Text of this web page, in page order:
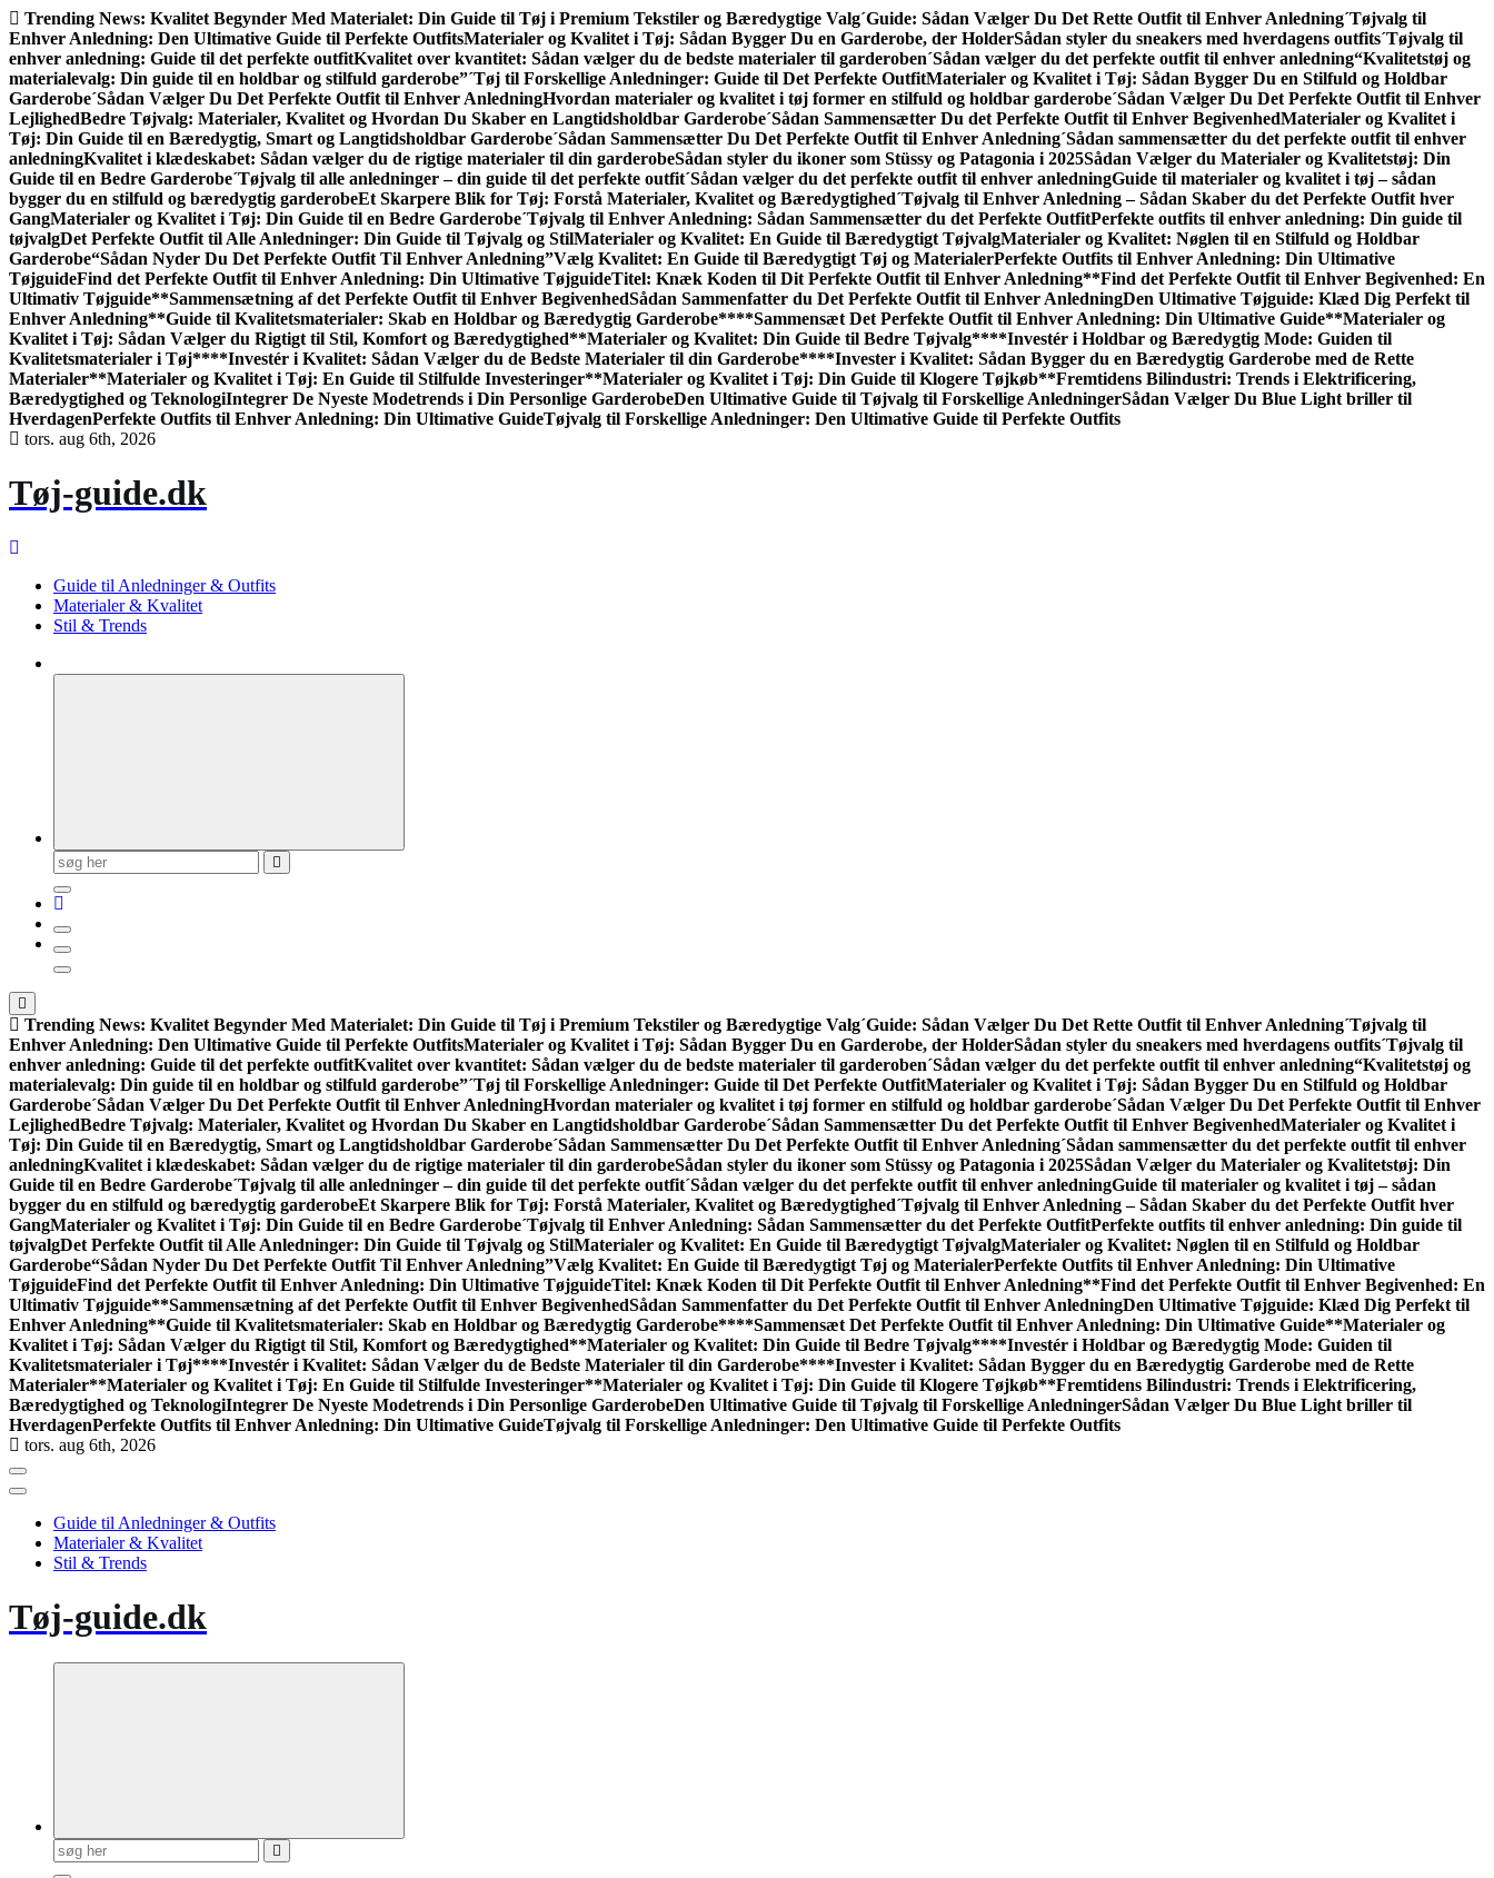
Gå
til
indhold
Trending News: Kvalitet Begynder Med Materialet: Din Guide til Tøj i Premium Tekstiler og Bæredygtige Valg´Guide: Sådan Vælger Du Det Rette Outfit til Enhver Anledning´Tøjvalg til
Enhver Anledning: Den Ultimative Guide til Perfekte OutfitsMaterialer og Kvalitet i Tøj: Sådan Bygger Du en Garderobe, der HolderSådan styler du sneakers med hverdagens outfits´Tøjvalg til
enhver anledning: Guide til det perfekte outfitKvalitet over kvantitet: Sådan vælger du de bedste materialer til garderoben´Sådan vælger du det perfekte outfit til enhver anledning“Kvalitetstøj og
materialevalg: Din guide til en holdbar og stilfuld garderobe”´Tøj til Forskellige Anledninger: Guide til Det Perfekte OutfitMaterialer og Kvalitet i Tøj: Sådan Bygger Du en Stilfuld og Holdbar
Garderobe´Sådan Vælger Du Det Perfekte Outfit til Enhver AnledningHvordan materialer og kvalitet i tøj former en stilfuld og holdbar garderobe´Sådan Vælger Du Det Perfekte Outfit til Enhver
LejlighedBedre Tøjvalg: Materialer, Kvalitet og Hvordan Du Skaber en Langtidsholdbar Garderobe´Sådan Sammensætter Du det Perfekte Outfit til Enhver BegivenhedMaterialer og Kvalitet i
Tøj: Din Guide til en Bæredygtig, Smart og Langtidsholdbar Garderobe´Sådan Sammensætter Du Det Perfekte Outfit til Enhver Anledning´Sådan sammensætter du det perfekte outfit til enhver
anledningKvalitet i klædeskabet: Sådan vælger du de rigtige materialer til din garderobeSådan styler du ikoner som Stüssy og Patagonia i 2025Sådan Vælger du Materialer og Kvalitetstøj: Din
Guide til en Bedre Garderobe´Tøjvalg til alle anledninger – din guide til det perfekte outfit´Sådan vælger du det perfekte outfit til enhver anledningGuide til materialer og kvalitet i tøj – sådan
bygger du en stilfuld og bæredygtig garderobeEt Skarpere Blik for Tøj: Forstå Materialer, Kvalitet og Bæredygtighed´Tøjvalg til Enhver Anledning – Sådan Skaber du det Perfekte Outfit hver
GangMaterialer og Kvalitet i Tøj: Din Guide til en Bedre Garderobe´Tøjvalg til Enhver Anledning: Sådan Sammen­sætter du det Perfekte OutfitPerfekte outfits til enhver anledning: Din guide til
tøjvalgDet Perfekte Outfit til Alle Anledninger: Din Guide til Tøjvalg og StilMaterialer og Kvalitet: En Guide til Bæredygtigt TøjvalgMaterialer og Kvalitet: Nøglen til en Stilfuld og Holdbar
Garderobe“Sådan Nyder Du Det Perfekte Outfit Til Enhver Anledning”Vælg Kvalitet: En Guide til Bæredygtigt Tøj og MaterialerPerfekte Outfits til Enhver Anledning: Din Ultimative
TøjguideFind det Perfekte Outfit til Enhver Anledning: Din Ultimative TøjguideTitel: Knæk Koden til Dit Perfekte Outfit til Enhver Anledning**Find det Perfekte Outfit til Enhver Begivenhed: En
Ultimativ Tøjguide**Sammensætning af det Perfekte Outfit til Enhver BegivenhedSådan Sammenfatter du Det Perfekte Outfit til Enhver AnledningDen Ultimative Tøjguide: Klæd Dig Perfekt til
Enhver Anledning**Guide til Kvalitetsmaterialer: Skab en Holdbar og Bæredygtig Garderobe****Sammensæt Det Perfekte Outfit til Enhver Anledning: Din Ultimative Guide**Materialer og
Kvalitet i Tøj: Sådan Vælger du Rigtigt til Stil, Komfort og Bæredygtighed**Materialer og Kvalitet: Din Guide til Bedre Tøjvalg****Investér i Holdbar og Bæredygtig Mode: Guiden til
Kvalitetsmaterialer i Tøj****Investér i Kvalitet: Sådan Vælger du de Bedste Materialer til din Garderobe****Invester i Kvalitet: Sådan Bygger du en Bæredygtig Garderobe med de Rette
Materialer**Materialer og Kvalitet i Tøj: En Guide til Stilfulde Investeringer**Materialer og Kvalitet i Tøj: Din Guide til Klogere Tøjkøb**Fremtidens Bilindustri: Trends i Elektrificering,
Bæredygtighed og TeknologiIntegrer De Nyeste Modetrends i Din Personlige GarderobeDen Ultimative Guide til Tøjvalg til Forskellige AnledningerSådan Vælger Du Blue Light briller til
HverdagenPerfekte Outfits til Enhver Anledning: Din Ultimative GuideTøjvalg til Forskellige Anledninger: Den Ultimative Guide til Perfekte Outfits
tors. aug 6th, 2026
Tøj-guide.dk
Guide til Anledninger & Outfits
Materialer & Kvalitet
Stil & Trends
Søg
efter:
Trending News: Kvalitet Begynder Med Materialet: Din Guide til Tøj i Premium Tekstiler og Bæredygtige Valg´Guide: Sådan Vælger Du Det Rette Outfit til Enhver Anledning´Tøjvalg til
Enhver Anledning: Den Ultimative Guide til Perfekte OutfitsMaterialer og Kvalitet i Tøj: Sådan Bygger Du en Garderobe, der HolderSådan styler du sneakers med hverdagens outfits´Tøjvalg til
enhver anledning: Guide til det perfekte outfitKvalitet over kvantitet: Sådan vælger du de bedste materialer til garderoben´Sådan vælger du det perfekte outfit til enhver anledning“Kvalitetstøj og
materialevalg: Din guide til en holdbar og stilfuld garderobe”´Tøj til Forskellige Anledninger: Guide til Det Perfekte OutfitMaterialer og Kvalitet i Tøj: Sådan Bygger Du en Stilfuld og Holdbar
Garderobe´Sådan Vælger Du Det Perfekte Outfit til Enhver AnledningHvordan materialer og kvalitet i tøj former en stilfuld og holdbar garderobe´Sådan Vælger Du Det Perfekte Outfit til Enhver
LejlighedBedre Tøjvalg: Materialer, Kvalitet og Hvordan Du Skaber en Langtidsholdbar Garderobe´Sådan Sammensætter Du det Perfekte Outfit til Enhver BegivenhedMaterialer og Kvalitet i
Tøj: Din Guide til en Bæredygtig, Smart og Langtidsholdbar Garderobe´Sådan Sammensætter Du Det Perfekte Outfit til Enhver Anledning´Sådan sammensætter du det perfekte outfit til enhver
anledningKvalitet i klædeskabet: Sådan vælger du de rigtige materialer til din garderobeSådan styler du ikoner som Stüssy og Patagonia i 2025Sådan Vælger du Materialer og Kvalitetstøj: Din
Guide til en Bedre Garderobe´Tøjvalg til alle anledninger – din guide til det perfekte outfit´Sådan vælger du det perfekte outfit til enhver anledningGuide til materialer og kvalitet i tøj – sådan
bygger du en stilfuld og bæredygtig garderobeEt Skarpere Blik for Tøj: Forstå Materialer, Kvalitet og Bæredygtighed´Tøjvalg til Enhver Anledning – Sådan Skaber du det Perfekte Outfit hver
GangMaterialer og Kvalitet i Tøj: Din Guide til en Bedre Garderobe´Tøjvalg til Enhver Anledning: Sådan Sammen­sætter du det Perfekte OutfitPerfekte outfits til enhver anledning: Din guide til
tøjvalgDet Perfekte Outfit til Alle Anledninger: Din Guide til Tøjvalg og StilMaterialer og Kvalitet: En Guide til Bæredygtigt TøjvalgMaterialer og Kvalitet: Nøglen til en Stilfuld og Holdbar
Garderobe“Sådan Nyder Du Det Perfekte Outfit Til Enhver Anledning”Vælg Kvalitet: En Guide til Bæredygtigt Tøj og MaterialerPerfekte Outfits til Enhver Anledning: Din Ultimative
TøjguideFind det Perfekte Outfit til Enhver Anledning: Din Ultimative TøjguideTitel: Knæk Koden til Dit Perfekte Outfit til Enhver Anledning**Find det Perfekte Outfit til Enhver Begivenhed: En
Ultimativ Tøjguide**Sammensætning af det Perfekte Outfit til Enhver BegivenhedSådan Sammenfatter du Det Perfekte Outfit til Enhver AnledningDen Ultimative Tøjguide: Klæd Dig Perfekt til
Enhver Anledning**Guide til Kvalitetsmaterialer: Skab en Holdbar og Bæredygtig Garderobe****Sammensæt Det Perfekte Outfit til Enhver Anledning: Din Ultimative Guide**Materialer og
Kvalitet i Tøj: Sådan Vælger du Rigtigt til Stil, Komfort og Bæredygtighed**Materialer og Kvalitet: Din Guide til Bedre Tøjvalg****Investér i Holdbar og Bæredygtig Mode: Guiden til
Kvalitetsmaterialer i Tøj****Investér i Kvalitet: Sådan Vælger du de Bedste Materialer til din Garderobe****Invester i Kvalitet: Sådan Bygger du en Bæredygtig Garderobe med de Rette
Materialer**Materialer og Kvalitet i Tøj: En Guide til Stilfulde Investeringer**Materialer og Kvalitet i Tøj: Din Guide til Klogere Tøjkøb**Fremtidens Bilindustri: Trends i Elektrificering,
Bæredygtighed og TeknologiIntegrer De Nyeste Modetrends i Din Personlige GarderobeDen Ultimative Guide til Tøjvalg til Forskellige AnledningerSådan Vælger Du Blue Light briller til
HverdagenPerfekte Outfits til Enhver Anledning: Din Ultimative GuideTøjvalg til Forskellige Anledninger: Den Ultimative Guide til Perfekte Outfits
tors. aug 6th, 2026
Guide til Anledninger & Outfits
Materialer & Kvalitet
Stil & Trends
Tøj-guide.dk
Søg
efter: